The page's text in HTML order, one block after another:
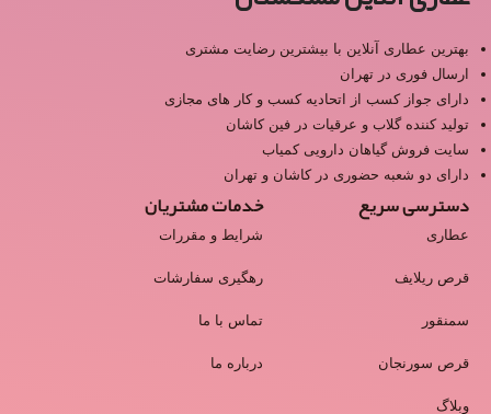
بهترین عطاری آنلاین با بیشترین رضایت مشتری
ارسال فوری در تهران
دارای جواز کسب از اتحادیه کسب و کار های مجازی
تولید کننده گلاب و عرقیات در فین کاشان
سایت فروش گیاهان دارویی کمیاب
دارای دو شعبه حضوری در کاشان و تهران
دسترسی سریع
عطاری
قرص ریلایف
سمنقور
قرص سورنجان
وبلاگ
خدمات مشتریان
شرایط و مقررات
رهگیری سفارشات
تماس با ما
درباره ما